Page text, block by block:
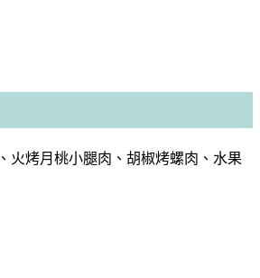
火烤月桃小腿肉、胡椒烤螺肉、水果